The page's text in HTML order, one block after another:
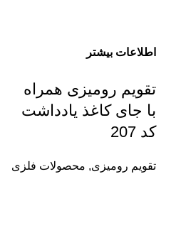
اطلاعات بیشتر
تقویم رومیزی همراه
با جای کاغذ یادداشت
کد 207
تقویم رومیزی, محصولات فلزی